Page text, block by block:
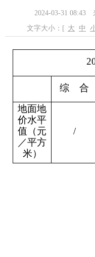
2024-03-31 08:43
文字大小：[ 大 中
综 合
地面地
价水平
值（元
／平方
米）
/